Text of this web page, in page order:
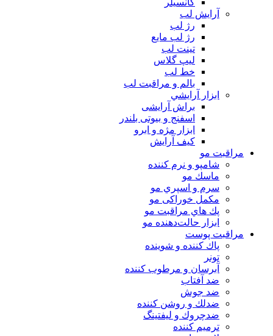
كانسيلر
آرايش لب
رژ لب
رژ لب مایع
تینت لب
لیپ گلاس
خط لب
بالم و مراقبت لب
ابزار آرايشي
براش آرایشی
اسفنج و بیوتی بلندر
ابزار مژه و ابرو
کیف آرایش
مراقبت مو
شامپو و نرم كننده
ماسك مو
سرم و اسپري مو
مكمل خوراكی مو
پك هاي مراقبت مو
ابزار حالت‌دهنده مو
مراقبت پوست
پاك كننده و شوينده
تونر
آبرسان و مرطوب كننده
ضد آفتاب
ضد جوش
ضدلك و روشن كننده
ضدچروك و ليفتينگ
ترميم كننده